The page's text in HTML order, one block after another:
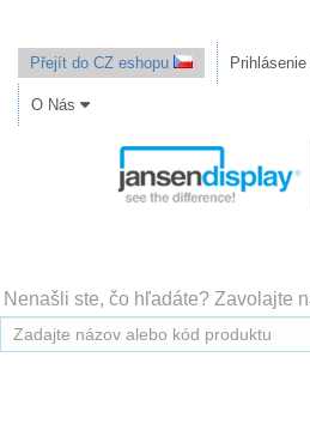
Přejít do CZ eshopu
O Nás
Nenašli ste, čo hľadáte? Zavolajte